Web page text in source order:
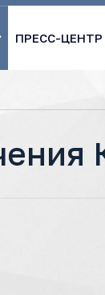
ПРЕСС-ЦЕНТР